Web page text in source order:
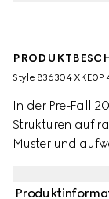
Style ‎836304 XKE0P
In der Pre-Fall
Strukturen auf
Muster und